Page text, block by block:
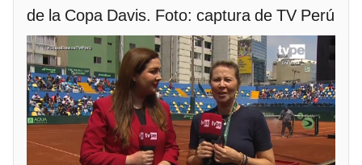
de la Copa Davis. Foto: captura de TV Perú